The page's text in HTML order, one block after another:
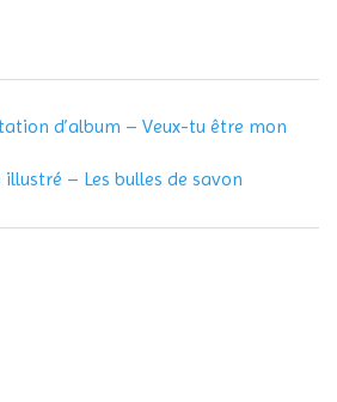
d’album – Veux-tu être mon
– Les bulles de savon